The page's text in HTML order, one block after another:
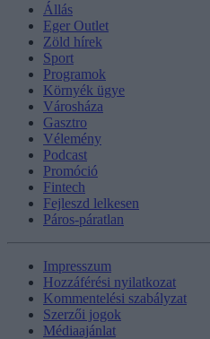
Állás
Eger Outlet
Zöld hírek
Sport
Programok
Környék ügye
Városháza
Gasztro
Vélemény
Podcast
Promóció
Fintech
Fejleszd lelkesen
Páros-páratlan
Impresszum
Hozzáférési nyilatkozat
Kommentelési szabályzat
Szerzői jogok
Médiaajánlat